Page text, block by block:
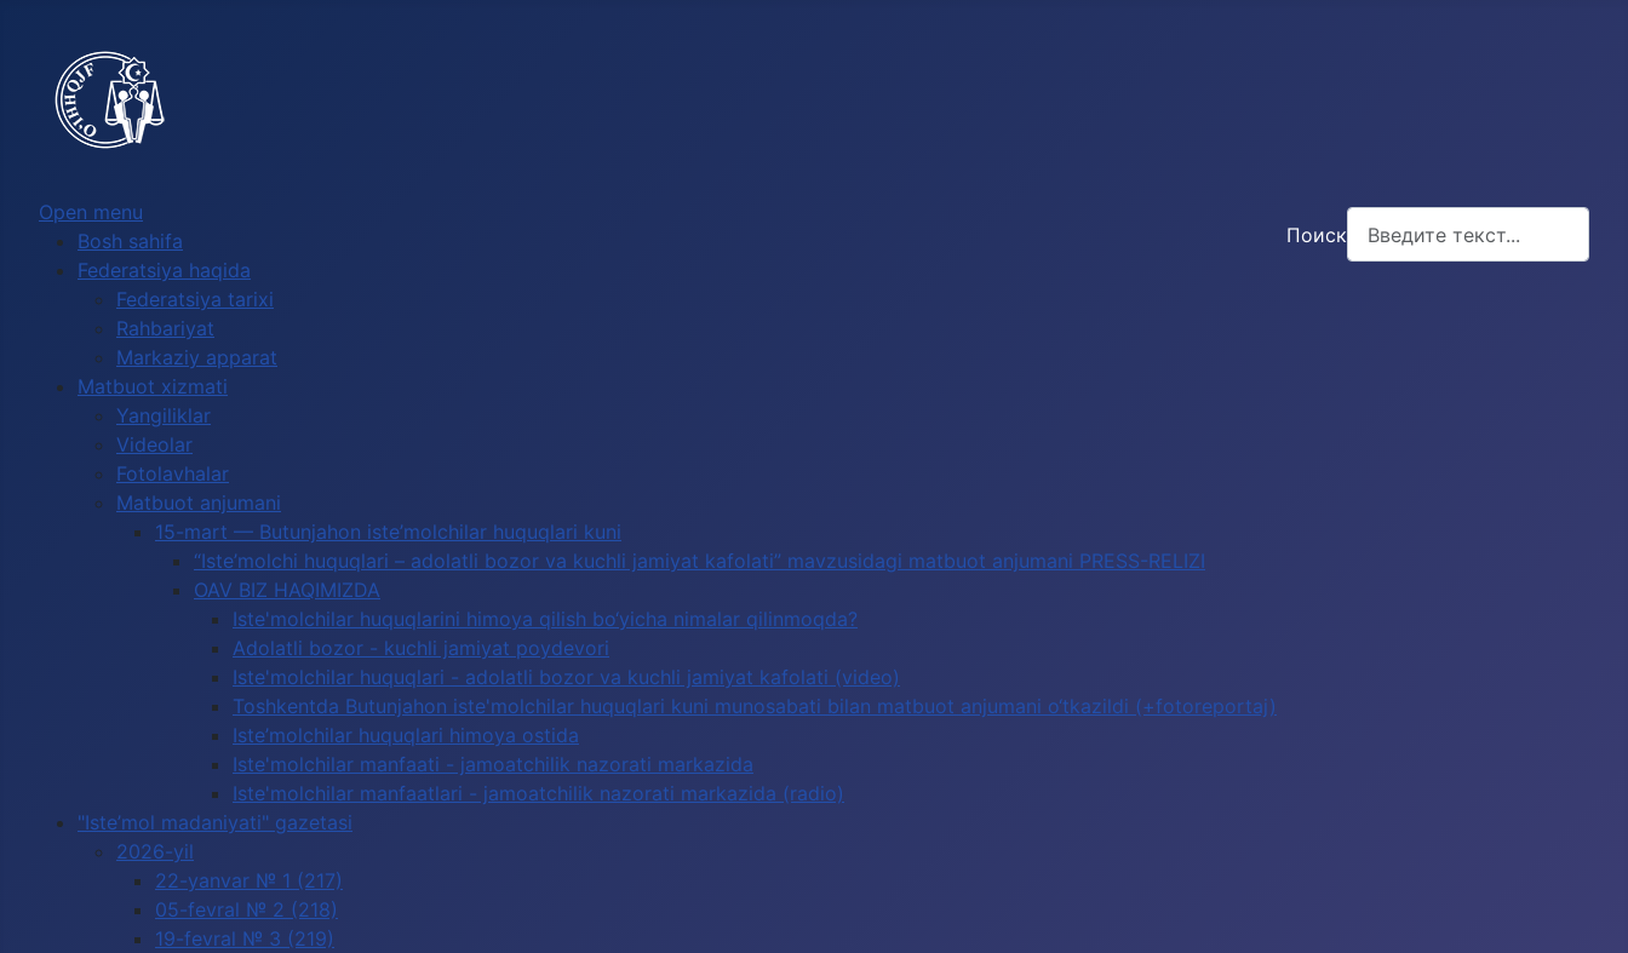
Open menu
Bosh sahifa
Federatsiya haqida
Federatsiya tarixi
Rahbariyat
Markaziy apparat
Matbuot xizmati
Yangiliklar
Videolar
Fotolavhalar
Matbuot anjumani
15-mart — Butunjahon iste’molchilar huquqlari kuni
“Iste’molchi huquqlari – adolatli bozor va kuchli jamiyat kafolati” mavzusidagi matbuot anjumani PRESS-RELIZI
OAV BIZ HAQIMIZDA
Iste'molchilar huquqlarini himoya qilish bo‘yicha nimalar qilinmoqda?
Adolatli bozor - kuchli jamiyat poydevori
Iste'molchilar huquqlari - adolatli bozor va kuchli jamiyat kafolati (video)
Toshkentda Butunjahon iste'molchilar huquqlari kuni munosabati bilan matbuot anjumani o‘tkazildi (+fotoreportaj)
Iste’molchilar huquqlari himoya ostida
Iste'molchilar manfaati - jamoatchilik nazorati markazida
Iste'molchilar manfaatlari - jamoatchilik nazorati markazida (radio)
"Iste’mol madaniyati" gazetasi
2026-yil
22-yanvar № 1 (217)
05-fevral № 2 (218)
19-fevral № 3 (219)
Поиск